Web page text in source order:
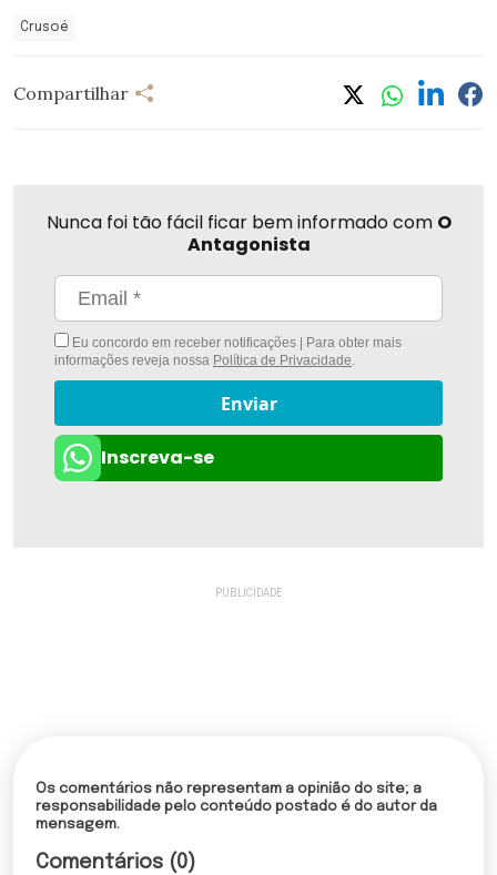
Crusoé
Compartilhar
Nunca foi tão fácil ficar bem informado com O
Antagonista
Eu concordo em receber notificações | Para obter mais
informações reveja nossa Política de Privacidade.
Enviar
Inscreva-se
Os comentários não representam a opinião do site; a
responsabilidade pelo conteúdo postado é do autor da
mensagem.
Comentários (0)